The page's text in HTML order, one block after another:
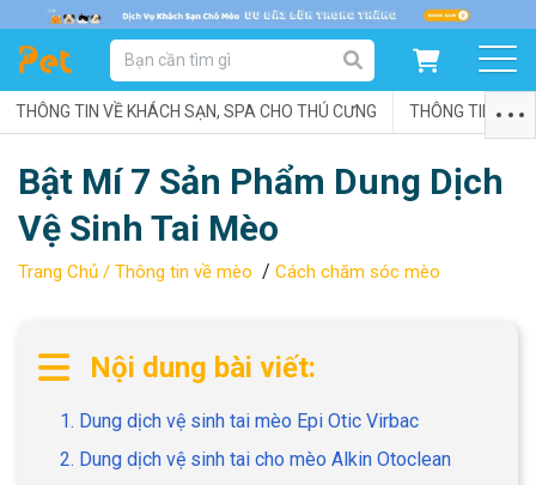
DANH MỤC SẢN PHẨM
SẢN PHẨM DÀNH CHO MÈO SẢN PHẨM DÀNH CHO CHÓ
SẨN PHẨM THEO THƯƠNG HIỆU
THÔNG TIN VỀ KHÁCH SẠN, SPA CHO THÚ CƯNG THÔNG TIN VỀ
Bật Mí 7 Sản Phẩm Dung Dịch
Vệ Sinh Tai Mèo
Trang Chủ / Thông tin về mèo / Cách chăm sóc mèo
Nội dung bài viết:
1. Dung dịch vệ sinh tai mèo Epi Otic Virbac
2. Dung dịch vệ sinh tai cho mèo Alkin Otoclean